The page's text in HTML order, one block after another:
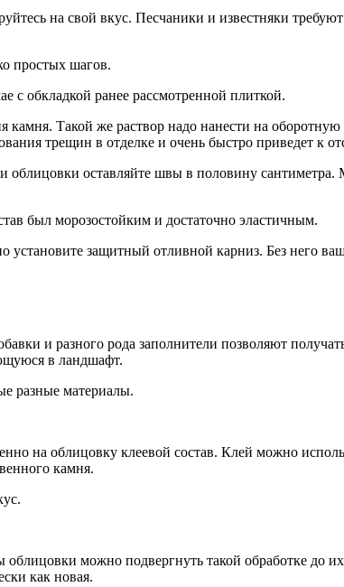
на свой вкус. Песчаники и известняки
простых шагов.
с обкладкой ранее рассмотренной плиткой.
камня. Такой же раствор надо нанести на
трещин в отделке и очень быстро приведет к
оставляйте швы в половину
был морозостойким и достаточно эластичным.
установите защитный отливной карниз. Без него
и разного рода заполнители позволяют
в ландшафт.
разные материалы.
на облицовку клеевой состав. Клей можно
камня.
облицовки можно подвергнуть такой обработке до
как новая.